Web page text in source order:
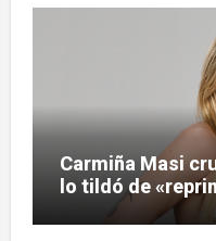
Carmiña Masi
lo tildó de